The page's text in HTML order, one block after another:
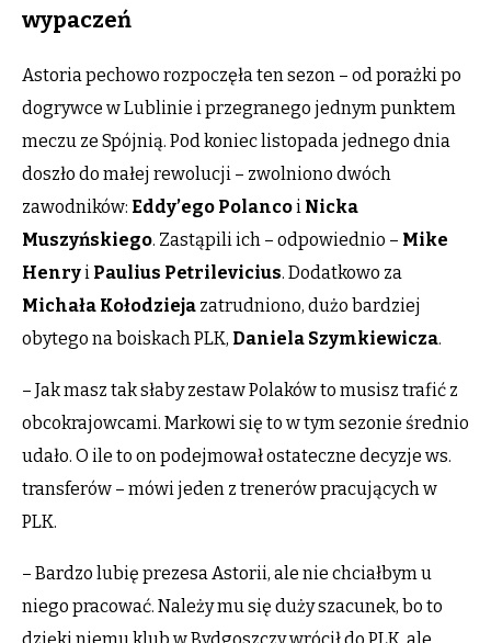
wypaczeń
Astoria pechowo rozpoczęła ten sezon – od porażki po
dogrywce w Lublinie i przegranego jednym punktem
meczu ze Spójnią. Pod koniec listopada jednego dnia
doszło do małej rewolucji – zwolniono dwóch
zawodników: Eddy’ego Polancoi Nicka
Muszyńskiego. Zastąpili ich – odpowiednio – Mike
Henryi Paulius Petrilevicius. Dodatkowo za
Michała Kołodzieja zatrudniono, dużo bardziej
obytego na boiskach PLK, Daniela Szymkiewicza.
– Jak masz tak słaby zestaw Polaków to musisz trafić z
obcokrajowcami. Markowi się to w tym sezonie średnio
udało. O ile to on podejmował ostateczne decyzje ws.
transferów – mówi jeden z trenerów pracujących w
PLK.
– Bardzo lubię prezesa Astorii, ale nie chciałbym u
niego pracować. Należy mu się duży szacunek, bo to